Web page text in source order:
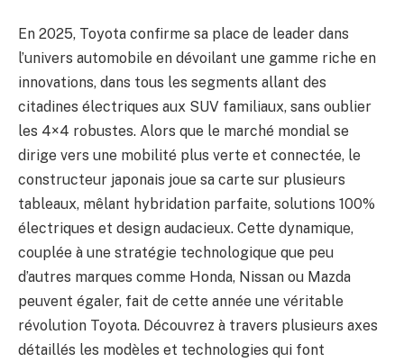
En 2025, Toyota confirme sa place de leader dans
l’univers automobile en dévoilant une gamme riche en
innovations, dans tous les segments allant des
citadines électriques aux SUV familiaux, sans oublier
les 4×4 robustes. Alors que le marché mondial se
dirige vers une mobilité plus verte et connectée, le
constructeur japonais joue sa carte sur plusieurs
tableaux, mêlant hybridation parfaite, solutions 100%
électriques et design audacieux. Cette dynamique,
couplée à une stratégie technologique que peu
d’autres marques comme Honda, Nissan ou Mazda
peuvent égaler, fait de cette année une véritable
révolution Toyota. Découvrez à travers plusieurs axes
détaillés les modèles et technologies qui font